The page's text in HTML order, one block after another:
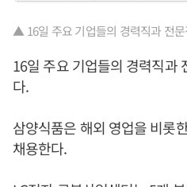
▲ 16일 주요 기업들의 경력직과 전
16일 주요 기업들의 경력직과
다.
삼양식품은 해외 영업을 비롯
채용한다.